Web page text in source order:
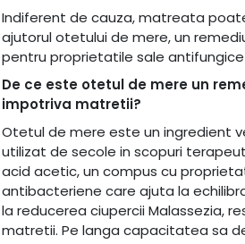
Indiferent de cauza, matreata
ajutorul otetului de mere, un
pentru proprietatile sale
De ce este otetul de mere un
impotriva matretii?
Otetul de mere este un ingredient
utilizat de secole in scopuri
acid acetic, un compus cu
antibacteriene care ajuta la
la reducerea ciupercii Malassezia,
matretii. Pe langa capacitatea sa